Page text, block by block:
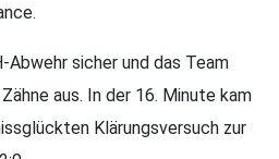
sicher und das Team
aus. In der 16. Minute kam
Klärungsversuch zur